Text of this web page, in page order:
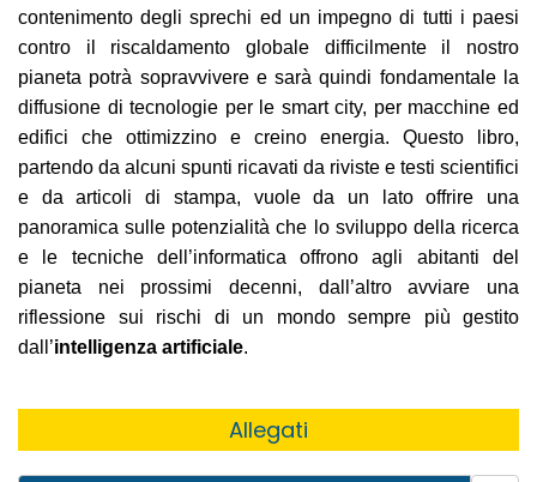
contenimento degli sprechi ed un impegno di tutti i paesi
contro il riscaldamento globale difficilmente il nostro
pianeta potrà sopravvivere e sarà quindi fondamentale la
diffusione di tecnologie per le smart city, per macchine ed
edifici che ottimizzino e creino energia. Questo libro,
partendo da alcuni spunti ricavati da riviste e testi scientifici
e da articoli di stampa, vuole da un lato offrire una
panoramica sulle potenzialità che lo sviluppo della ricerca
e le tecniche dell’informatica offrono agli abitanti del
pianeta nei prossimi decenni, dall’altro avviare una
riflessione sui rischi di un mondo sempre più gestito
dall’intelligenza artificiale.
Allegati